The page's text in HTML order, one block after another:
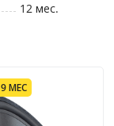
12 мес.
МЕС